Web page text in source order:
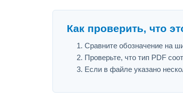
Как проверить, что
Сравните обозначение на
Проверьте, что тип PDF
Если в файле указано